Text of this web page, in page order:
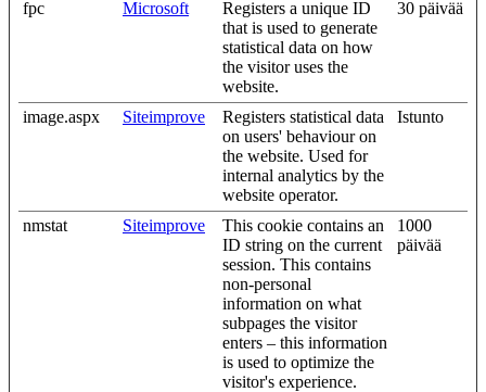
fpc Microsoft
Registers a unique ID
that is used to generate
statistical data on how
the visitor uses the
website.
30 päivää
image.aspx Siteimprove
Registers statistical data
on users' behaviour on
the website. Used for
internal analytics by the
website operator.
Istunto
nmstat Siteimprove
This cookie contains an
ID string on the current
session. This contains
non-personal
information on what
subpages the visitor
enters – this information
is used to optimize the
visitor's experience.
1000
päivää